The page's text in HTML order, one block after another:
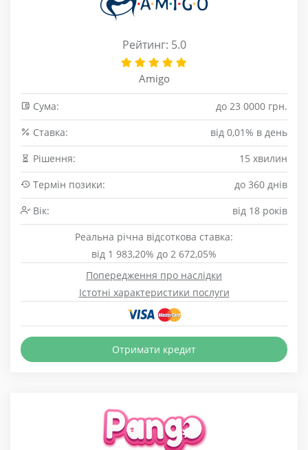
Рейтинг: 5.0
Amigo
Сума:
до 23 0000 грн.
Cтавка:
від 0,01% в день
Рішення:
15 хвилин
Термін позики:
до 360 днів
Вік:
від 18 років
Реальна річна відсоткова ставка:
від 1 983,20% до 2 672,05%
Попередження про наслідки
Істотні характеристики послуги
Отримати кредит